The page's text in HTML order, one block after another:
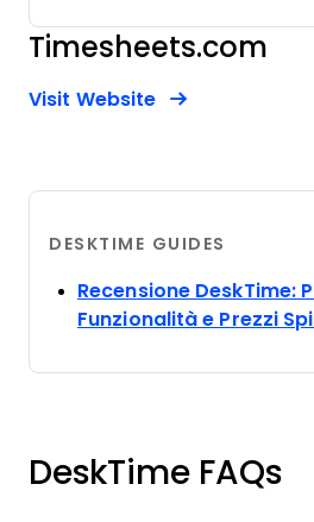
Timesheets.com
Visit WebsiteOpens New
DESKTIME GUIDES
Recensione DeskTime:
Funzionalità e Prezzi
DeskTime FAQs